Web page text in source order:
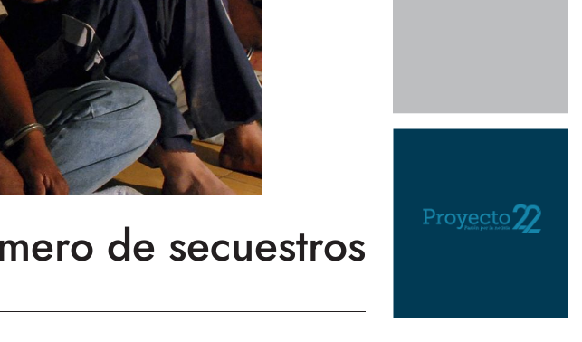
de secuestros